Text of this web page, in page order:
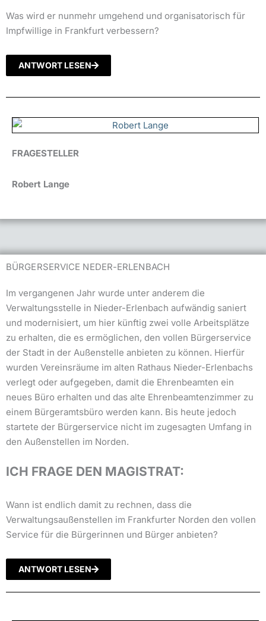
Was wird er nunmehr umgehend und organisatorisch für
Impfwillige in Frankfurt verbessern?
ANTWORT LESEN
FRAGESTELLER
Robert Lange
BÜRGERSERVICE NEDER-ERLENBACH
Im vergangenen Jahr wurde unter anderem die
Verwaltungsstelle in Nieder-Erlenbach aufwändig saniert
und modernisiert, um hier künftig zwei volle Arbeitsplätze
zu erhalten, die es ermöglichen, den vollen Bürgerservice
der Stadt in der Außenstelle anbieten zu können. Hierfür
wurden Vereinsräume im alten Rathaus Nieder-Erlenbachs
verlegt oder aufgegeben, damit die Ehrenbeamten ein
neues Büro erhalten und das alte Ehrenbeamtenzimmer zu
einem Bürgeramtsbüro werden kann. Bis heute jedoch
startete der Bürgerservice nicht im zugesagten Umfang in
den Außenstellen im Norden.
ICH FRAGE DEN MAGISTRAT:
Wann ist endlich damit zu rechnen, dass die
Verwaltungsaußenstellen im Frankfurter Norden den vollen
Service für die Bürgerinnen und Bürger anbieten?
ANTWORT LESEN